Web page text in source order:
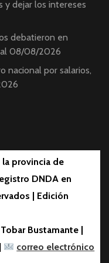
y dejar los intereses
debatieron en
08/08/2026
nacional por salarios,
provincia de
DNDA en
| Edición
Bustamante |
correo electrónico